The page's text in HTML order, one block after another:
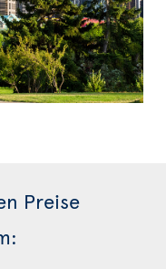
Preise